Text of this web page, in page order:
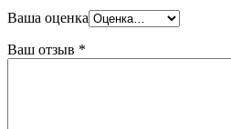
Ваша оценка
Ваш отзыв *